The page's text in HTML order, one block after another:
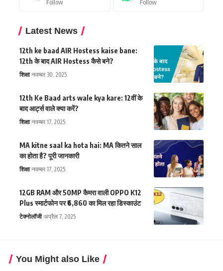
Follow Follow
Latest News
12th ke baad AIR Hostess kaise bane:
12th के बाद AIR Hostess कैसे बने?
शिक्षा नवम्बर 30, 2025
12th Ke Baad arts wale kya kare: 12वीं के
बाद आर्ट्स वाले क्या करें?
शिक्षा नवम्बर 17, 2025
MA kitne saal ka hota hai: MA कितने साल
का होता है? पूरी जानकारी
शिक्षा नवम्बर 17, 2025
12GB RAM और 50MP कैमरा वाली OPPO K12
Plus स्मार्टफोन पर ₹6,860 का मिल रहा डिस्काउंट
टेक्नोलॉजी अप्रैल 7, 2025
You Might also Like